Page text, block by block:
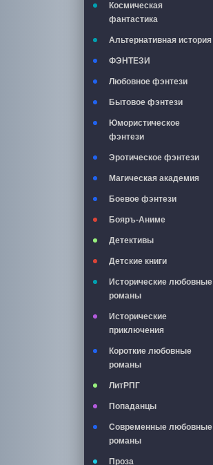
Космическая
фантастика
Альтернативная история
ФЭНТЕЗИ
Любовное фэнтези
Бытовое фэнтези
Юмористическое
фэнтези
Эротическое фэнтези
Магическая академия
Боевое фэнтези
Бояръ-Аниме
Детективы
Детские книги
Исторические любовные
романы
Исторические
приключения
Короткие любовные
романы
ЛитРПГ
Попаданцы
Современные любовные
романы
Проза